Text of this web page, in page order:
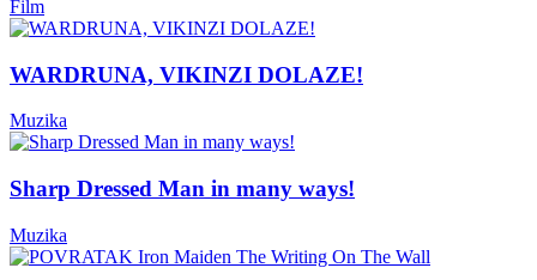
Film
WARDRUNA, VIKINZI DOLAZE!
Muzika
Sharp Dressed Man in many ways!
Muzika